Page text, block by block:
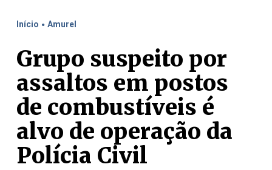
Início . Amurel
Grupo suspeito por
assaltos em postos
de combustíveis é
alvo de operação da
Polícia Civil